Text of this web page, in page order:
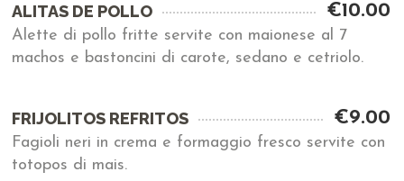
ALITAS DE POLLO €10.00
Alette di pollo fritte servite con maionese al 7
machos e bastoncini di carote, sedano e cetriolo.
FRIJOLITOS REFRITOS €9.00
Fagioli neri in crema e formaggio fresco servite con
totopos di mais.